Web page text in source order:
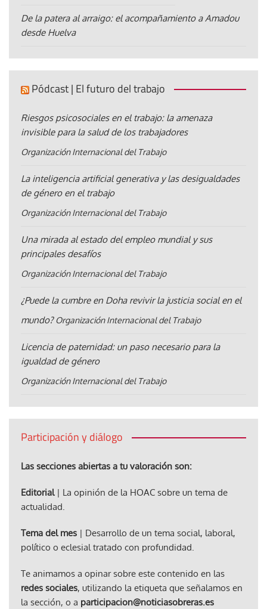
De la patera al arraigo: el acompañamiento a Amadou
desde Huelva
Pódcast | El futuro del trabajo
Riesgos psicosociales en el trabajo: la amenaza
invisible para la salud de los trabajadores
Organización Internacional del Trabajo
La inteligencia artificial generativa y las desigualdades
de género en el trabajo
Organización Internacional del Trabajo
Una mirada al estado del empleo mundial y sus
principales desafíos
Organización Internacional del Trabajo
¿Puede la cumbre en Doha revivir la justicia social en el
mundo? Organización Internacional del Trabajo
Licencia de paternidad: un paso necesario para la
igualdad de género
Organización Internacional del Trabajo
Participación y diálogo
Las secciones abiertas a tu valoración son:
Editorial| La opinión de la HOAC sobre un tema de
actualidad.
Tema del mes | Desarrollo de un tema social, laboral,
político o eclesial tratado con profundidad.
Te animamos a opinar sobre este contenido en las
redes sociales, utilizando la etiqueta que señalamos en
la sección, o a participacion@noticiasobreras.es